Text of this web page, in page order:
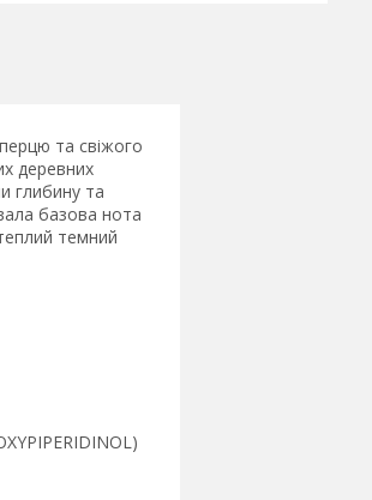
та свіжого
деревних
глибину та
базова нота
темний